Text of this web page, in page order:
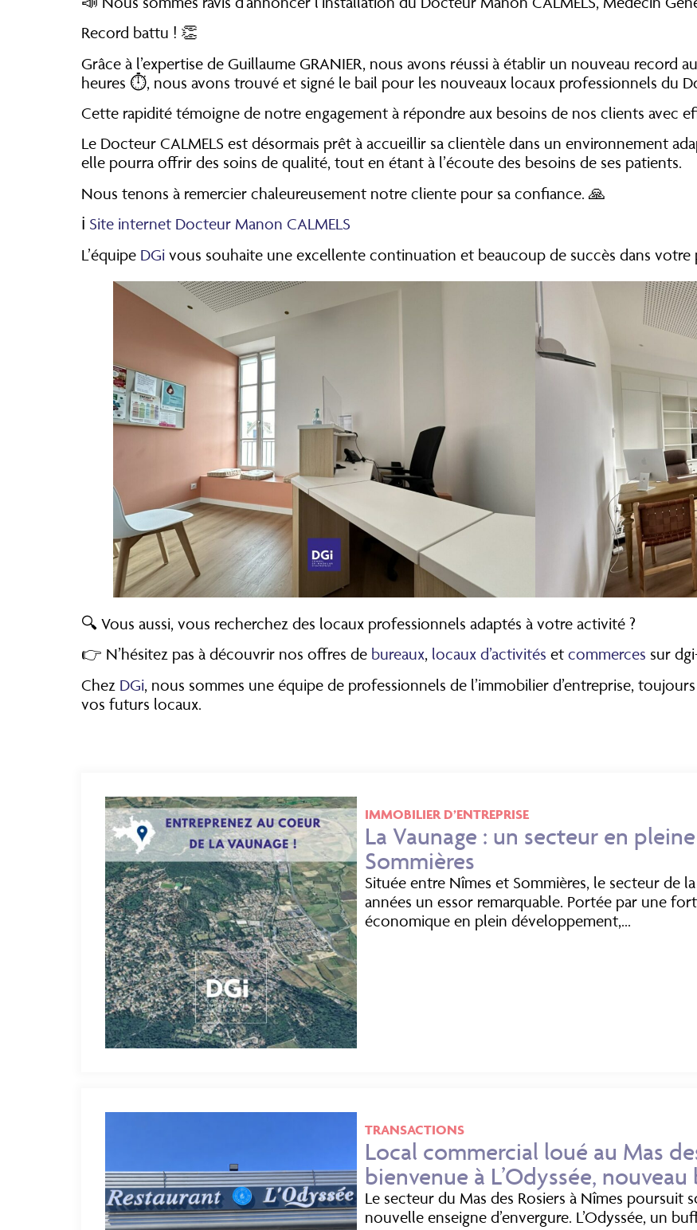
Record battu ! 👏
Grâce à l’expertise de Guillaume GRANIER, nous avons réussi à établir un nouveau record
heures ⏱️, nous avons trouvé et signé le bail pour les nouveaux locaux professionnels du
Cette rapidité témoigne de notre engagement à répondre aux besoins de nos clients avec
Le Docteur CALMELS est désormais prêt à accueillir sa clientèle dans un environnement
elle pourra offrir des soins de qualité, tout en étant à l’écoute des besoins de ses patients.
Nous tenons à remercier chaleureusement notre cliente pour sa confiance. 🙏
ℹ️ Site internet Docteur Manon CALMELS
L’équipe DGi vous souhaite une excellente continuation et beaucoup de succès dans votre
🔍 Vous aussi, vous recherchez des locaux professionnels adaptés à votre activité ?
👉 N’hésitez pas à découvrir nos offres de bureaux, locaux d’activités et commerces sur
Chez DGi, nous sommes une équipe de professionnels de l’immobilier d’entreprise,
vos futurs locaux.
IMMOBILIER D’ENTREPRISE
La Vaunage : un secteur en
Sommières
Située entre Nîmes et Sommières, le secteur de
années un essor remarquable. Portée par une
économique en plein développement,...
TRANSACTIONS
Local commercial loué au Mas
bienvenue à L’Odyssée,
Le secteur du Mas des Rosiers à Nîmes poursuit
nouvelle enseigne d’envergure. L’Odyssée, un